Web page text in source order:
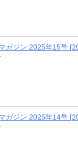
ガジン 2025年15号
ガジン 2025年14号